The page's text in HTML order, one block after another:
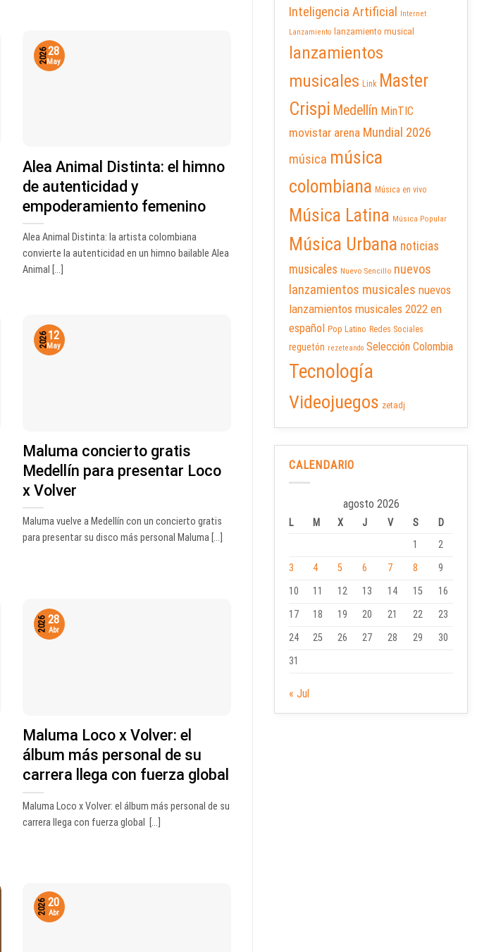
Alea Animal Distinta: el himno
de autenticidad y
empoderamiento femenino
Alea Animal Distinta: la artista colombiana
convierte la autenticidad en un himno bailable Alea
Animal [...]
28
May
2026
Maluma concierto gratis
Medellín para presentar Loco
x Volver
Maluma vuelve a Medellín con un concierto gratis
para presentar su disco más personal Maluma [...]
12
May
2026
Maluma Loco x Volver: el
álbum más personal de su
carrera llega con fuerza global
Maluma Loco x Volver: el álbum más personal de su
carrera llega con fuerza global [...]
28
Abr
2026
20
Abr
2026
Inteligencia Artificial
Internet
Lanzamiento
lanzamiento musical
lanzamientos
musicales Link Master
Crispi Medellín MinTIC
movistar arena Mundial 2026
música música
colombiana Música en vivo
Música Latina Música Popular
Música Urbana noticias
musicales Nuevo Sencillo nuevos
lanzamientos musicales nuevos
lanzamientos musicales 2022 en
español Pop Latino Redes Sociales
reguetón rezeteando Selección Colombia
Tecnología
Videojuegos zetadj
CALENDARIO
agosto 2026
L M X J V S
D
1
2
3
4 5 6 7 8
9
10
11 12 13 14 15
16
17
18 19 20 21 22
23
24
25 26 27 28 29
30
31
« Jul